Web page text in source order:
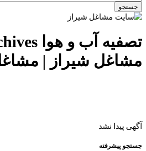
جستجو
مشاغل شیراز |
آگهی پیدا نشد
جستجو پیشرفته